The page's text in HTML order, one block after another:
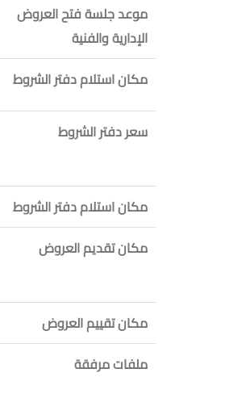
موعد جلسة فتح العروض
الإدارية والفنية
مكان استلام دفتر الشروط
سعر دفتر الشروط
مكان استلام دفتر الشروط
مكان تقديم العروض
مكان تقييم العروض
ملفات مرفقة